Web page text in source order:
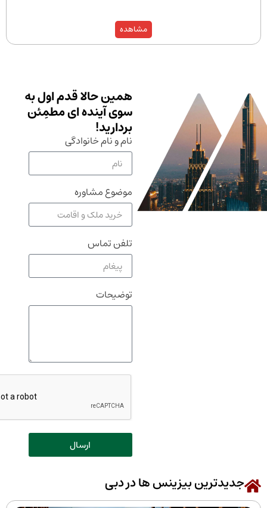
همین حالا قدم اول به
سوی آینده ای مطمِئن
بردارید!
نام و نام خانوادگی
موضوع مشاوره
بیزینس ها در دبی